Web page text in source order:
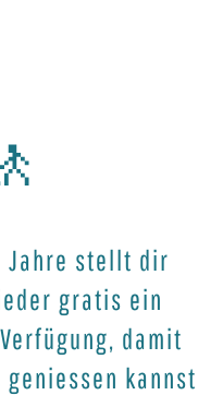
Jahre stellt dir
gratis ein
damit
kannst